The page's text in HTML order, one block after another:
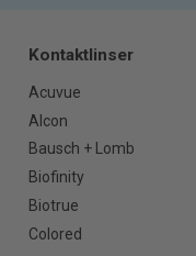
Kontaktlinser
Acuvue
Alcon
Bausch + Lomb
Biofinity
Biotrue
Colored